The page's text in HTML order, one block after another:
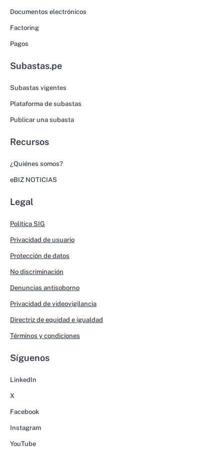
Documentos electrónicos
Factoring
Pagos
Subastas.pe
Subastas vigentes
Plataforma de subastas
Publicar una subasta
Recursos
¿Quiénes somos?
eBIZ NOTICIAS
Legal
Política SIG
Privacidad de usuario
Protección de datos
No discriminación
Denuncias antisoborno
Privacidad de videovigilancia
Directriz de equidad e igualdad
Términos y condiciones
Síguenos
LinkedIn
X
Facebook
Instagram
YouTube